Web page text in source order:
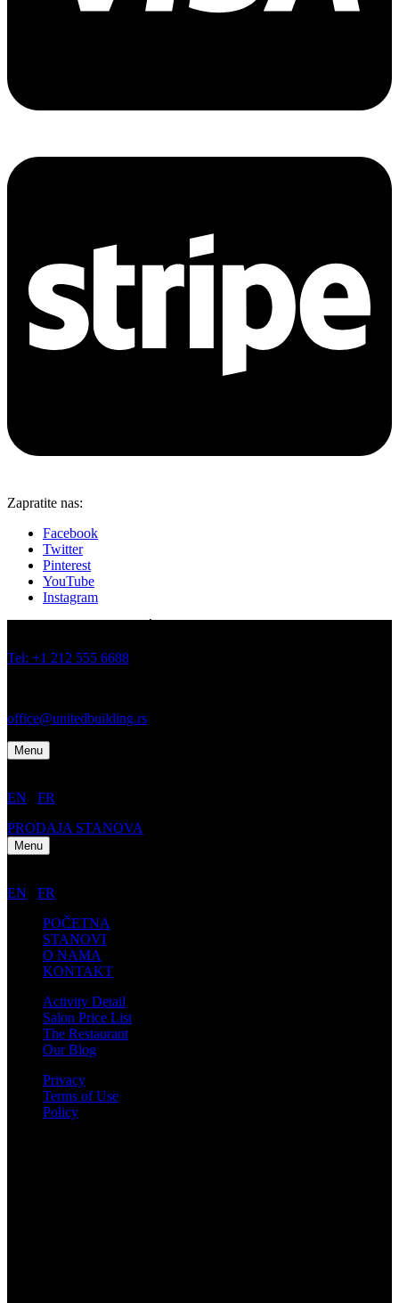
Zapratite nas:
Facebook
Twitter
Pinterest
YouTube
Instagram
Tel: +1 212 555 6688
office@unitedbuilding.rs
Menu
EN
FR
PRODAJA STANOVA
Menu
EN
FR
POČETNA
STANOVI
O NAMA
KONTAKT
Activity Detail
Salon Price List
The Restaurant
Our Blog
Privacy
Terms of Use
Policy